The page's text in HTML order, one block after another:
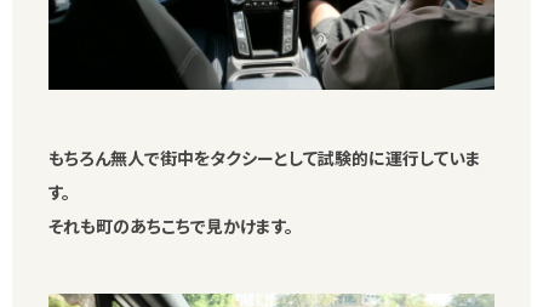
もちろん無人で街中をタクシーとして試験的に運行していま
す。
それも町のあちこちで見かけます。